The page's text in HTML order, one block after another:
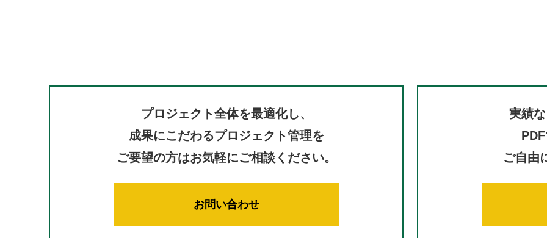
プロジェクト全体を最適化し、
成果にこだわるプロジェクト管理を
ご要望の方はお気軽にご相談ください。
お問い合わせ
実績
ご自由